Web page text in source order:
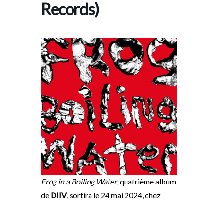
Records)
Frog in a Boiling Water, quatrième album
de DIIV, sortira le 24 mai 2024, chez